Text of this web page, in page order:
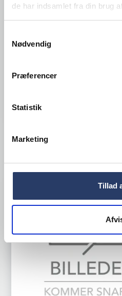
de har indsamlet fra din brug
Nødvendig
Præferencer
Statistik
Marketing
Tillad
L: 140 mm
TILBEHØR